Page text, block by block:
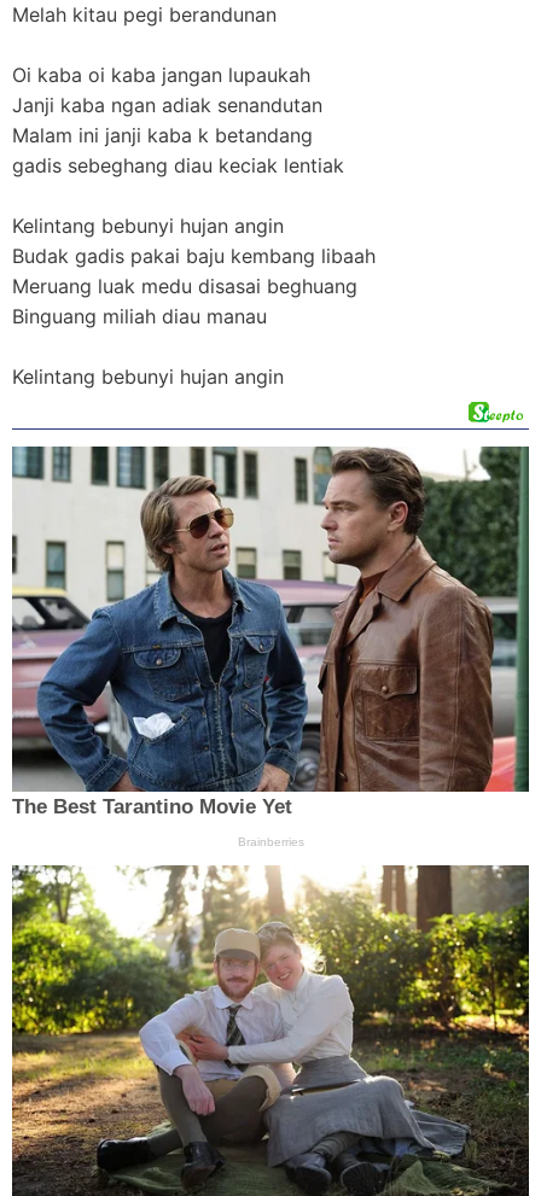
Melah kitau pegi berandunan
Oi kaba oi kaba jangan lupaukah
Janji kaba ngan adiak senandutan
Malam ini janji kaba k betandang
gadis sebeghang diau keciak lentiak
Kelintang bebunyi hujan angin
Budak gadis pakai baju kembang libaah
Meruang luak medu disasai beghuang
Binguang miliah diau manau
Kelintang bebunyi hujan angin